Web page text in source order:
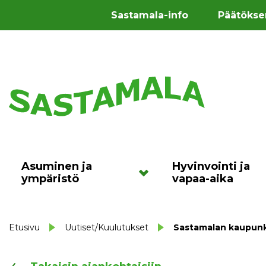
Sastamala-info
Asuminen ja
ympäristö
Hyvinvointi ja
vapaa-aika
Etusivu Uutiset/Kuulutukset Sastamalan